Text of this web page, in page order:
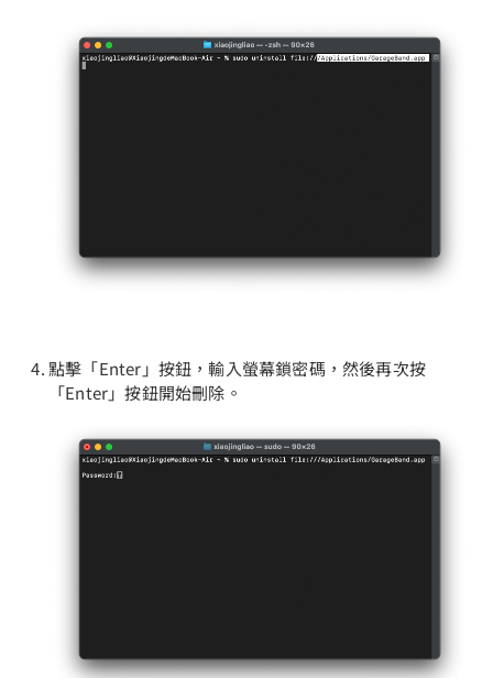
點擊「Enter」按鈕，輸入螢幕鎖密碼，然後再次按
「Enter」按鈕開始刪除。